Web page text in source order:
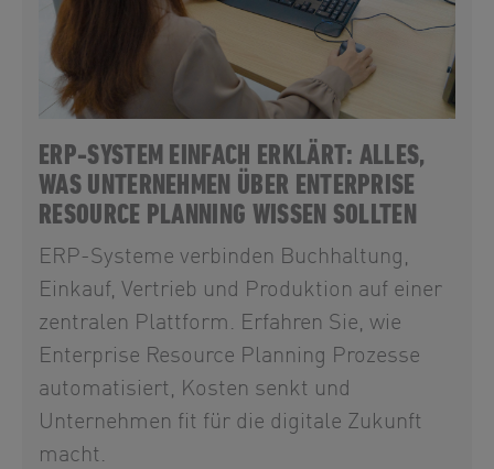
ERP-SYSTEM EINFACH ERKLÄRT: ALLES,
WAS UNTERNEHMEN ÜBER ENTERPRISE
RESOURCE PLANNING WISSEN SOLLTEN
ERP-Systeme verbinden Buchhaltung,
Einkauf, Vertrieb und Produktion auf einer
zentralen Plattform. Erfahren Sie, wie
Enterprise Resource Planning Prozesse
automatisiert, Kosten senkt und
Unternehmen fit für die digitale Zukunft
macht.